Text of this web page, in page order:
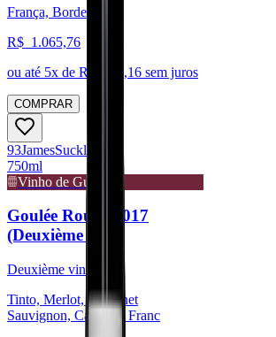
França, Bordeaux
R$ 1.065,76
ou até 5x de R$ 213,16 sem juros
COMPRAR
93JamesSuckling
750ml
Vinho de Guarda
Goulée Rouge 2017
(Deuxième vin)
Deuxième vin
Tinto, Merlot, Cabernet
Sauvignon, Cabernet Franc